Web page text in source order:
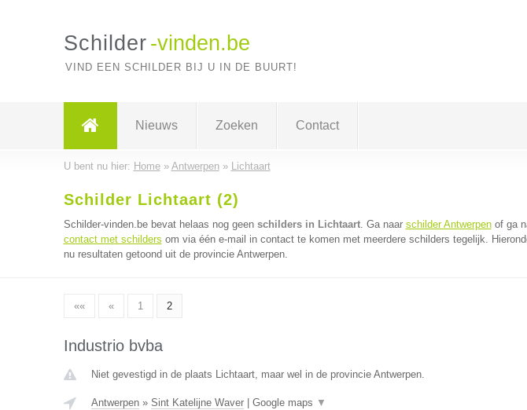
Schilder -vinden.be
VIND EEN SCHILDER BIJ U IN DE BUURT!
Nieuws Zoeken Contact
U bent nu hier: Home» Antwerpen» Lichtaart
Schilder Lichtaart (2)
Schilder-vinden.be bevat helaas nog geen schilders in Lichtaart. Ga naar schilder Antwerpenof ga
contact met schilders om via één e-mail in contact te komen met meerdere schilders tegelijk.
nu resultaten getoond uit de provincie Antwerpen.
«« « 1 2
Industrio bvba
Niet gevestigd in de plaats Lichtaart, maar wel in de provincie Antwerpen.
Antwerpen» Sint Katelijne Waver| Google maps ▼